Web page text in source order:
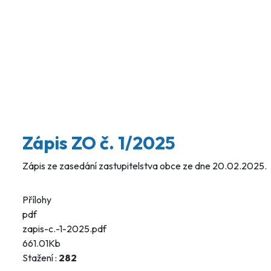
Zápis ZO č. 1/2025
Zápis ze zasedání zastupitelstva obce ze dne 20.02.2025.
Přílohy
pdf
zapis-c.-1-2025.pdf
661.01Kb
Stažení : 282